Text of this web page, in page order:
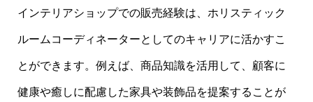
インテリアショップでの販売経験は、ホリスティック
ルームコーディネーターとしてのキャリアに活かすこ
とができます。例えば、商品知識を活用して、顧客に
健康や癒しに配慮した家具や装飾品を提案することが